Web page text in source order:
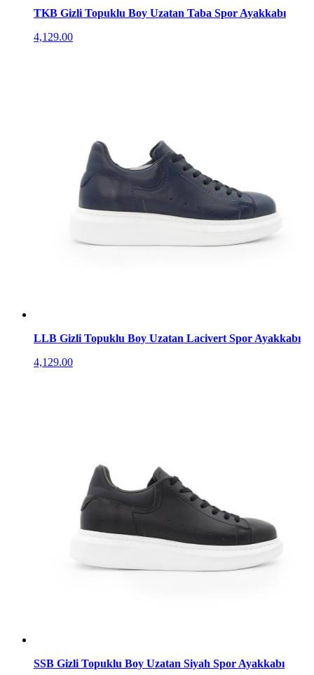
TKB Gizli Topuklu Boy Uzatan Taba Spor Ayakkabı
4,129.00
LLB Gizli Topuklu Boy Uzatan Lacivert Spor Ayakkabı
4,129.00
SSB Gizli Topuklu Boy Uzatan Siyah Spor Ayakkabı